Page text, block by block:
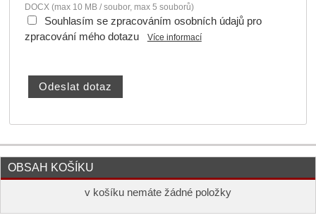
DOCX (max 10 MB / soubor, max 5 souborů)
Souhlasím se zpracováním osobních údajů pro
zpracování mého dotazu
Více informací
OBSAH KOŠÍKU
v košíku nemáte žádné položky